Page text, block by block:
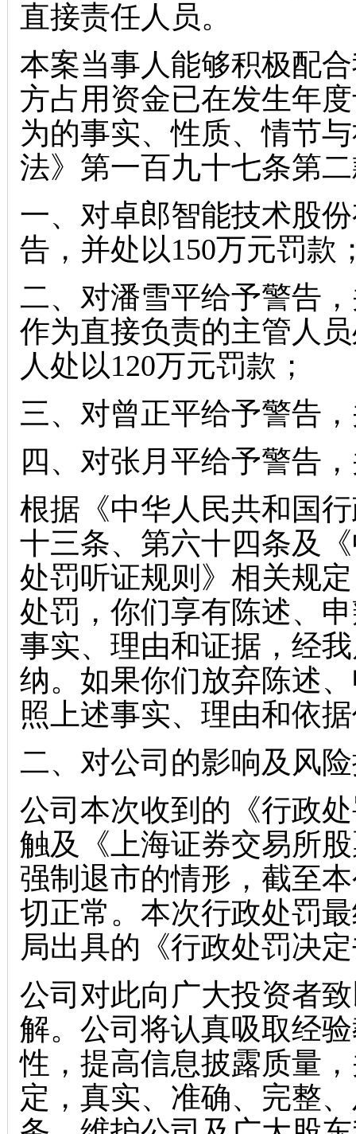
直接责任人员。
本案当事人能够积极配
方占用资金已在发生年
为的事实、性质、情节
法》第一百九十七条第
一、对卓郎智能技术股
告，并处以150万元罚款
二、对潘雪平给予警告
作为直接负责的主管人
人处以120万元罚款；
三、对曾正平给予警告
四、对张月平给予警告
根据《中华人民共和国
十三条、第六十四条及
处罚听证规则》相关规
处罚，你们享有陈述、
事实、理由和证据，经
纳。如果你们放弃陈述
照上述事实、理由和依
二、对公司的影响及风
公司本次收到的《行政
触及《上海证券交易所
强制退市的情形，截至
切正常。本次行政处罚
局出具的《行政处罚决
公司对此向广大投资者
解。公司将认真吸取经
性，提高信息披露质量
定，真实、准确、完整